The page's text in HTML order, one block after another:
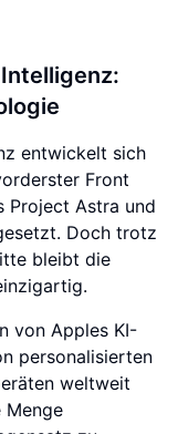
entwickelt sich
Front
Project Astra und
Doch trotz
bleibt die
von Apples KI-
personalisierten
weltweit
Menge